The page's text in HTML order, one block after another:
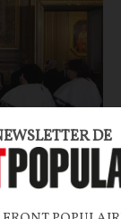
DE